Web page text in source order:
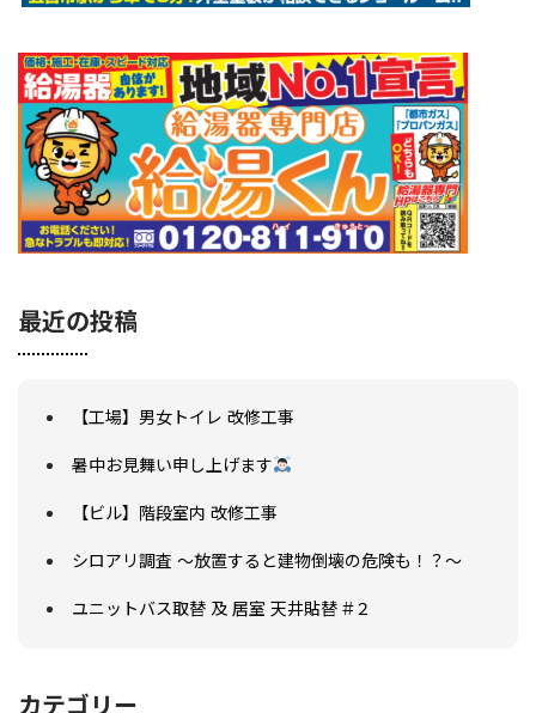
最近の投稿
【工場】男女トイレ 改修工事
暑中お見舞い申し上げます
【ビル】階段室内 改修工事
シロアリ調査 ～放置すると建物倒壊の危険も！？～
ユニットバス取替 及 居室 天井貼替 #２
カテゴリー